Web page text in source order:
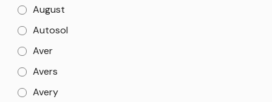
August
Autosol
Aver
Avers
Avery